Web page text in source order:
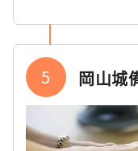
5 岡山城